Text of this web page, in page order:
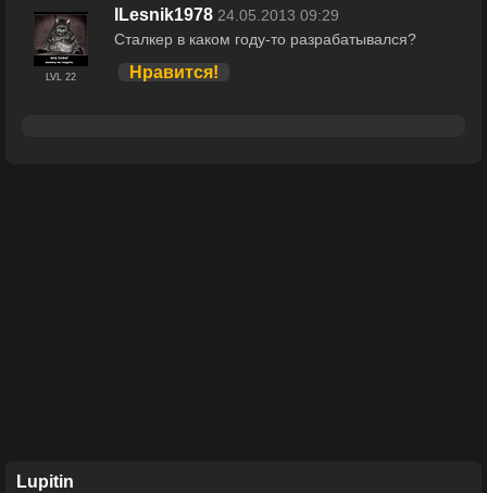
LVL 22
ILesnik1978 24.05.2013 09:29
Сталкер в каком году-то разрабатывался?
Нравится!
Lupitin